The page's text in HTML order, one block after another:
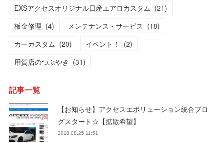
EXSアクセスオリジナル日産エアロカスタム (21)
板金修理 (4) メンテナンス・サービス (18)
カーカスタム (20) イベント！ (2)
用賀店のつぶやき (31)
記事一覧
【お知らせ】アクセスエボリューション統合ブロ
グスタート☆【拡散希望】
2018.08.25 11:51